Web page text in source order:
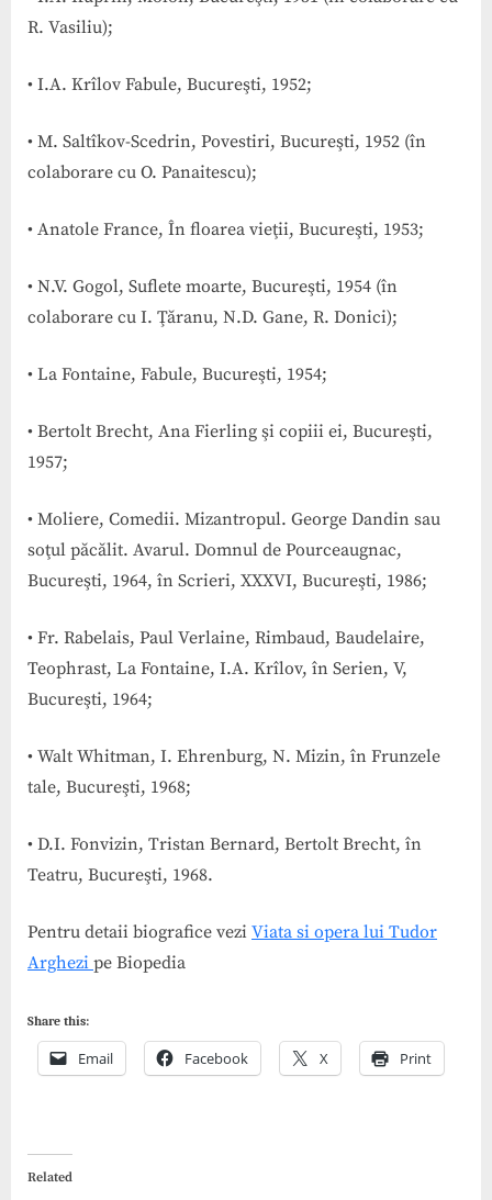
R. Vasiliu);
• I.A. Krîlov Fabule, Bucureşti, 1952;
• M. Saltîkov-Scedrin, Povestiri, Bucureşti, 1952 (în
colaborare cu O. Panaitescu);
• Anatole France, În floarea vieţii, Bucureşti, 1953;
• N.V. Gogol, Suflete moarte, Bucureşti, 1954 (în
colaborare cu I. Ţăranu, N.D. Gane, R. Donici);
• La Fontaine, Fabule, Bucureşti, 1954;
• Bertolt Brecht, Ana Fierling şi copiii ei, Bucureşti,
1957;
• Moliere, Comedii. Mizantropul. George Dandin sau
soţul păcălit. Avarul. Domnul de Pourceaugnac,
Bucureşti, 1964, în Scrieri, XXXVI, Bucureşti, 1986;
• Fr. Rabelais, Paul Verlaine, Rimbaud, Baudelaire,
Teophrast, La Fontaine, I.A. Krîlov, în Serien, V,
Bucureşti, 1964;
• Walt Whitman, I. Ehrenburg, N. Mizin, în Frunzele
tale, Bucureşti, 1968;
• D.I. Fonvizin, Tristan Bernard, Bertolt Brecht, în
Teatru, Bucureşti, 1968.
Pentru detaii biografice vezi Viata si opera lui Tudor
Arghezi pe Biopedia
Share this:
Email Facebook X Print
Related